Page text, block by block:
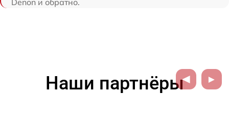
Denon и обратно.
Наши партнёры